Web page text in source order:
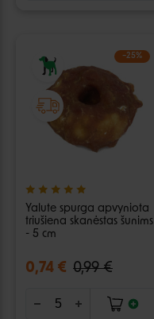
−25%
Yalute spurga apvyniota
triušiena skanėstas šunims
- 5 cm
0,74 € 0,99 €